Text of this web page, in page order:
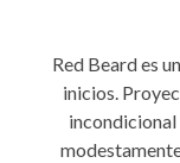
Red Beard es
inicios.
incondicional